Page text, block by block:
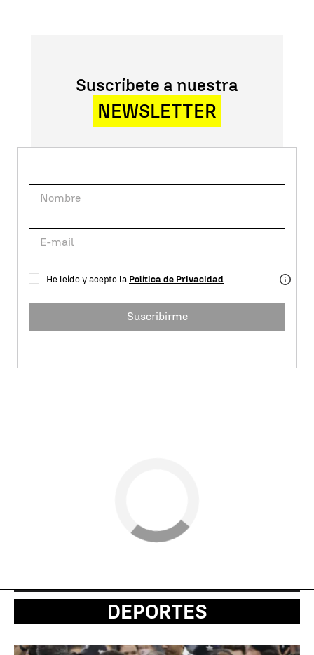
Suscríbete a nuestra
NEWSLETTER
He leído y acepto la Política de Privacidad
Suscribirme
DEPORTES